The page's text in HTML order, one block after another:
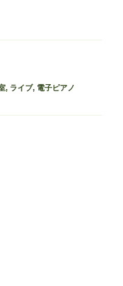
, ライブ, 電子ピアノ